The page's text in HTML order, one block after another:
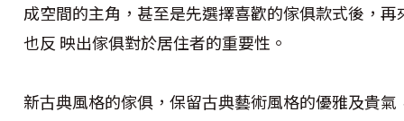
成空間的主角，甚至是先選擇喜歡的傢俱款式後，
也反 映出傢俱對於居住者的重要性。
新古典風格的傢俱，保留古典藝術風格的優雅及貴